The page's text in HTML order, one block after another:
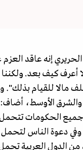
إنه عاقد
أعرف كيف بعد.
مالا للقيام
الأوسط، أضاف:
الحكومات تتحمل
دعوة الناس لتحمل
من الدول العربية